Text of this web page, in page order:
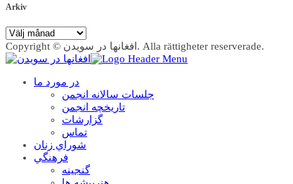
Arkiv
Arkiv
Copyright © افغانها در سویدن. Alla rättigheter reserverade.
در مورد ما
جلسات سالانه انجمن
تاریخچه انجمن
گزارشات
تماس
شوراي زنان
فرهنگي
گنجينه